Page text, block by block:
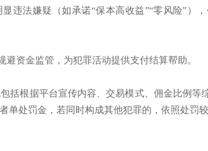
违法嫌疑（如承诺“保本高收益”“零风险”）
资金监管，为犯罪活动提供支付结算帮助。
括根据平台宣传内容、交易模式、佣金比例等
单处罚金，若同时构成其他犯罪的，依照处罚